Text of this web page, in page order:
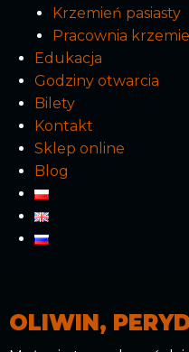
Krzemień pasiasty
Pracownia
Edukacja
Godziny otwarcia
Bilety
Kontakt
Sklep online
Blog
OLIWIN,